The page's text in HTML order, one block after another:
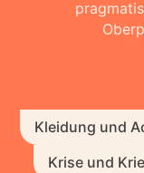
Kleidung und
Krise und